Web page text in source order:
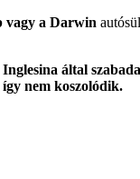
vagy a Darwin
által
nem koszolódik.